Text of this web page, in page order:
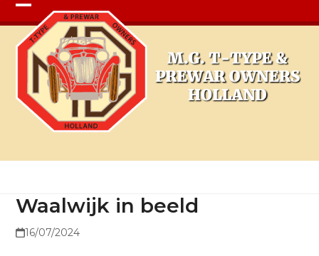
Open
mobile
menu
Close
mobile
menu
Waalwijk in beeld
16/07/2024